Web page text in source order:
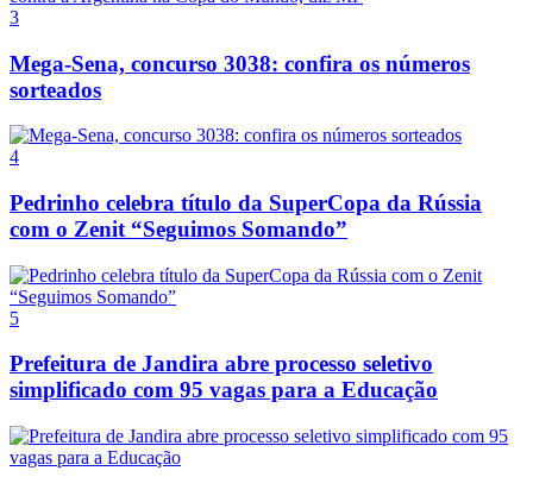
3
Mega-Sena, concurso 3038: confira os números
sorteados
4
Pedrinho celebra título da SuperCopa da Rússia
com o Zenit “Seguimos Somando”
5
Prefeitura de Jandira abre processo seletivo
simplificado com 95 vagas para a Educação